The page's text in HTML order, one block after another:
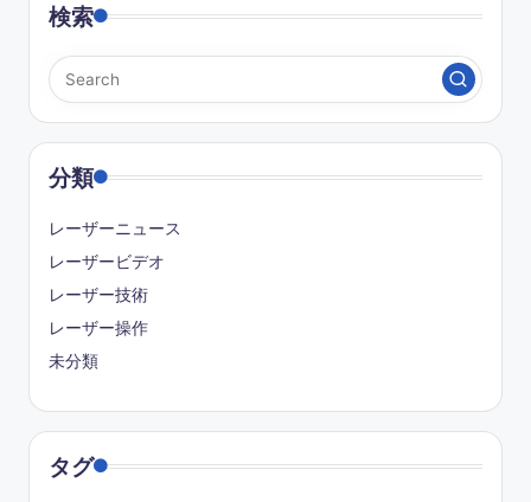
検索
分類
レーザーニュース
レーザービデオ
レーザー技術
レーザー操作
未分類
タグ